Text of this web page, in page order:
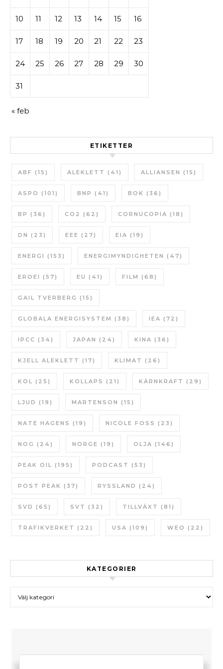
10 11 12 13 14 15 16
17 18 19 20 21 22 23
24 25 26 27 28 29 30
31
« feb
ETIKETTER
ABF (15) ALEKLETT (41) ALLIANSEN (15)
ASPO (101) BNP (41) BOK (36)
BP (36) CO2 (62) CORNUCOPIA (18)
DN (23) EEE (27) EIA (19)
ENERGI (153) ENERGIMYNDIGHETEN (47)
EROEI (57) EU (41) FILM (68)
GAIL TVERBERG (15)
GLOBALA ENERGISYSTEM (38) IEA (72)
IPCC (34) JAPAN (24) KINA (36)
KJELL ALEKLETT (17) KLIMAT (26)
KOL (25) KOLLAPS (21) KÄRNKRAFT (29)
LJUD (19) MARTENSON (15)
NATE HAGENS (19) NICOLE FOSS (23)
NOG (24) NORGE (19) OLJA (146)
PEAK OIL (195) PODCAST (53)
POST PEAK (37) RYSSLAND (24)
SVD (65) SVT (32) TILLVÄXT (81)
TRAFIKVERKET (22) USA (109) WEO (22)
KATEGORIER